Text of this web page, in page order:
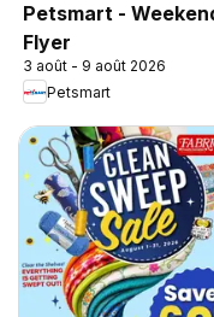
Petsmart -
Flyer
3 août - 9 août 2026
Petsmart